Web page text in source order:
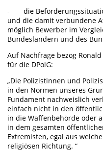
- die
und die damit verbundene
möglich Bewerber im
Bundesländern und des
Auf Nachfrage bezog
für die DPolG:
„Die Polizistinnen und
in den Normen unseres
Fundament nachweislich
einfach nicht in den
in die Waffenbehörde oder
in dem gesamten
Extremisten, egal aus
religiösen Richtung. “